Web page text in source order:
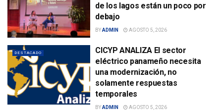
de los lagos están un poco por
debajo
BYADMIN AGOSTO 5, 2026
DESTACADO
CICYP ANALIZA El sector
eléctrico panameño necesita
una modernización, no
solamente respuestas
temporales
BYADMIN AGOSTO 5, 2026